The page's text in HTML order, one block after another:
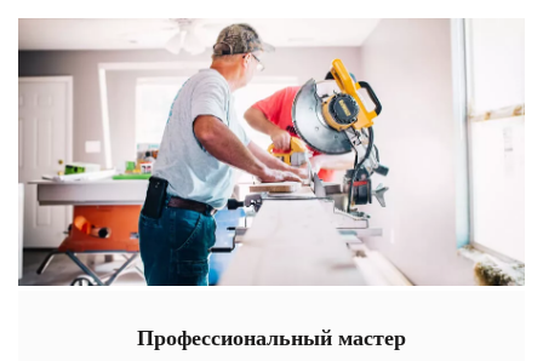
Профессиональный мастер